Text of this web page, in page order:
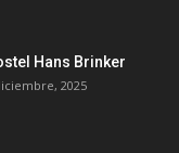
Hans Brinker
2025